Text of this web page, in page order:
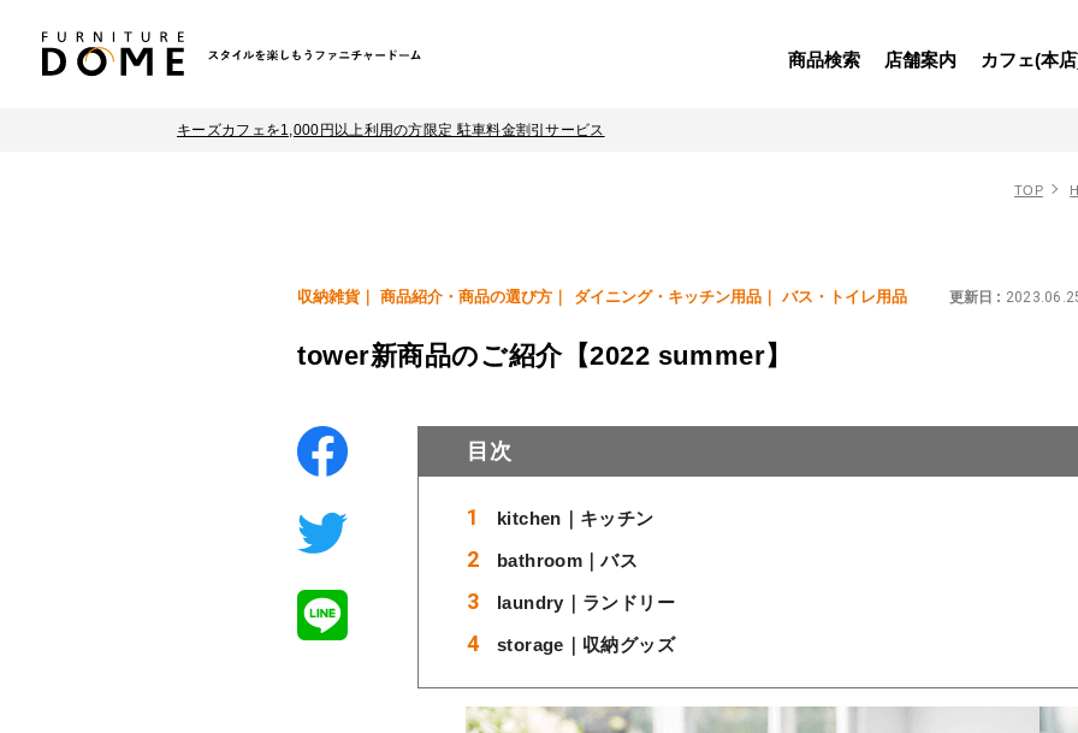
商品検索 店舗案内 カフェ(本
キーズカフェを1,000円以上利用の方限定 駐車料金割引サービス
TOP
収納雑貨 商品紹介・商品の選び方 ダイニング・キッチン用品 バス・トイレ用品 更新日 :
tower新商品のご紹介【2022 summer】
目次
kitchen｜キッチン
bathroom｜バス
laundry｜ランドリー
storage｜収納グッズ